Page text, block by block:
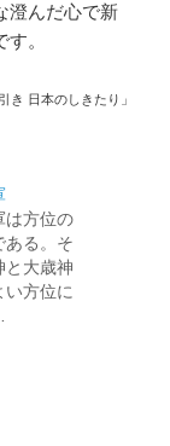
澄んだ心で新
。
き 日本のしきたり」
は方位の
ある。そ
と大歳神
い方位に